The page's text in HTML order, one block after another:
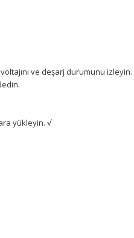
ve deşarj durumunu izleyin.
yükleyin. √